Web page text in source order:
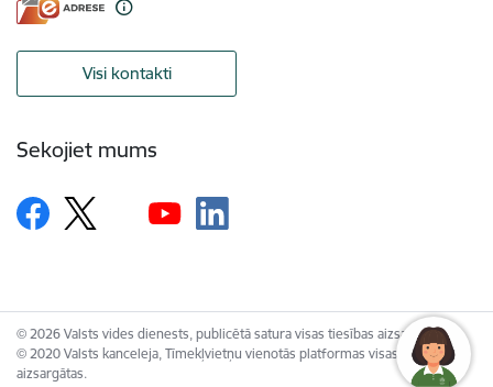
Visi kontakti
Sekojiet mums
© 2026 Valsts vides dienests, publicētā satura visas tiesības aizsargātas.
© 2020 Valsts kanceleja, Tīmekļvietņu vienotās platformas visas tiesības
aizsargātas.